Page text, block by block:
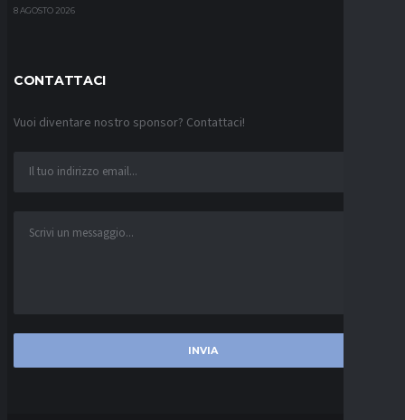
8 AGOSTO 2026
CONTATTACI
Vuoi diventare nostro sponsor? Contattaci!